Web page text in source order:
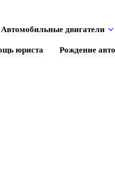
Автомобильные двигатели
юриста Рождение